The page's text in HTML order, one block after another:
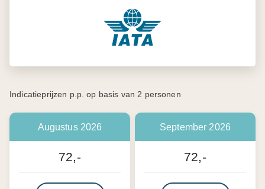
Indicatieprijzen p.p. op basis van 2 personen
Augustus 2026
72,-
September 2026
72,-